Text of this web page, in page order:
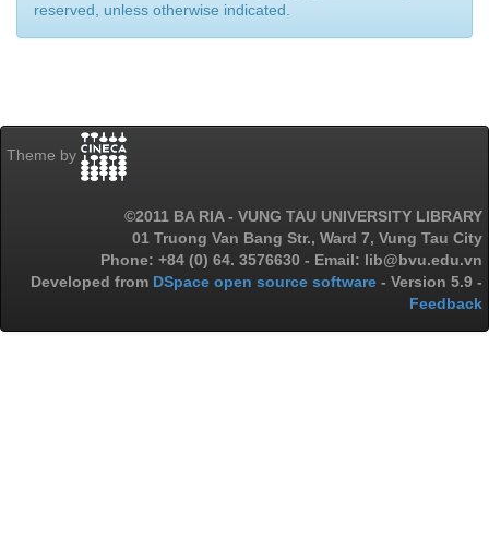
reserved, unless otherwise indicated.
Theme by
©2011 BA RIA - VUNG TAU UNIVERSITY LIBRARY
01 Truong Van Bang Str., Ward 7, Vung Tau City
Phone: +84 (0) 64. 3576630 - Email: lib@bvu.edu.vn
Developed from DSpace open source software - Version 5.9 -
Feedback